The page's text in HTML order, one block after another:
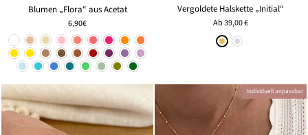
Blumen „Flora“ aus Acetat
6,90€
Vergoldete Halskette „Initial“
Ab39,00 €
Individuell anpassbar